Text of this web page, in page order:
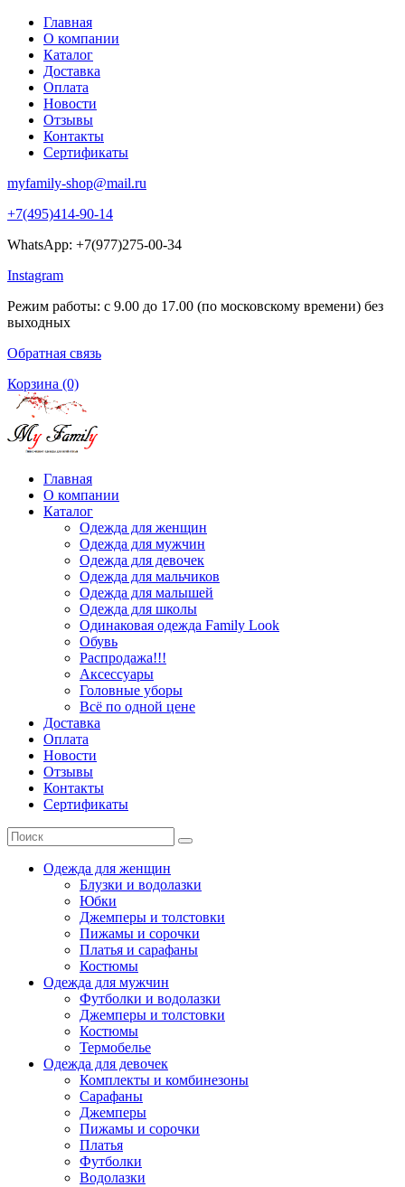
Главная
О компании
Каталог
Доставка
Оплата
Новости
Отзывы
Контакты
Сертификаты
myfamily-shop@mail.ru
+7(495)414-90-14
WhatsApp: +7(977)275-00-34
Instagram
Режим работы: с 9.00 до 17.00 (по московскому времени) без
выходных
Обратная связь
Корзина (0)
Главная
О компании
Каталог
Одежда для женщин
Одежда для мужчин
Одежда для девочек
Одежда для мальчиков
Одежда для малышей
Одежда для школы
Одинаковая одежда Family Look
Обувь
Распродажа!!!
Аксессуары
Головные уборы
Всё по одной цене
Доставка
Оплата
Новости
Отзывы
Контакты
Сертификаты
Одежда для женщин
Блузки и водолазки
Юбки
Джемперы и толстовки
Пижамы и сорочки
Платья и сарафаны
Костюмы
Одежда для мужчин
Футболки и водолазки
Джемперы и толстовки
Костюмы
Термобелье
Одежда для девочек
Комплекты и комбинезоны
Сарафаны
Джемперы
Пижамы и сорочки
Платья
Футболки
Водолазки